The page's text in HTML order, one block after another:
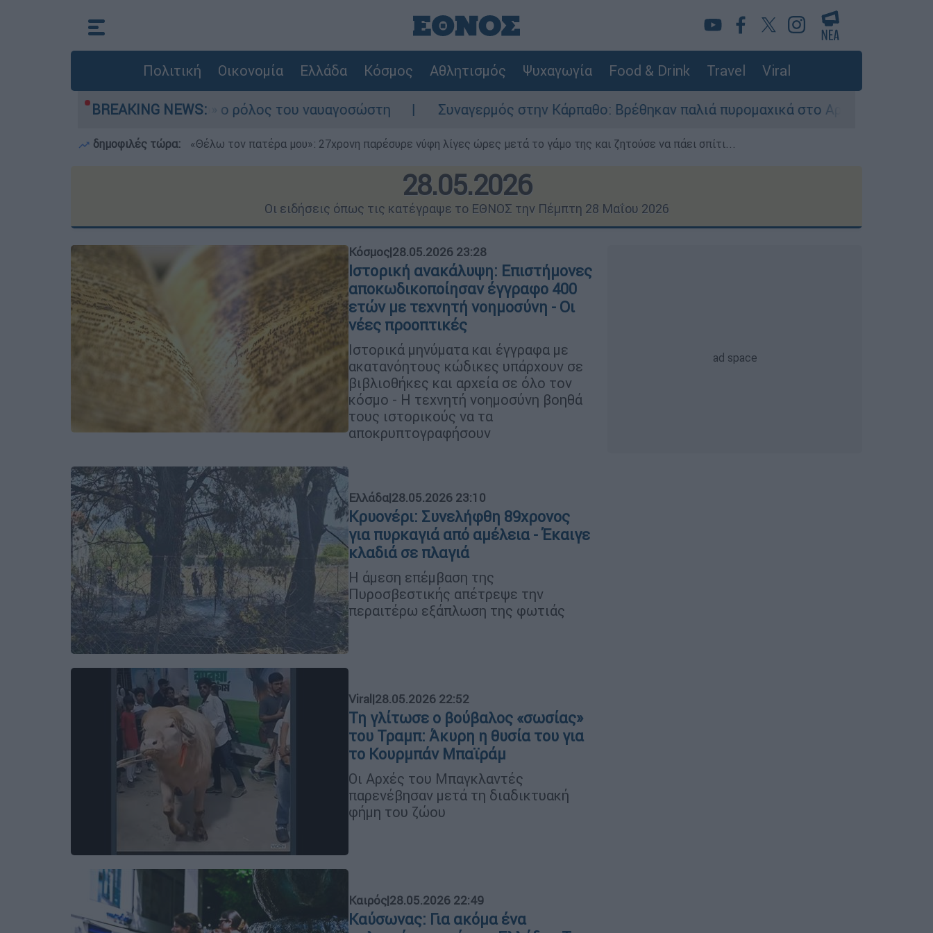
Πολιτική Οικονομία Ελλάδα Κόσμος Αθλητισμός Ψυχαγωγία Food & Drink Travel Viral
BREAKING NEWS:
«μικροσκόπιο» ο ρόλος του ναυαγοσώστη Συναγερμός στην Κάρπαθο: Βρέθηκαν παλιά πυρομαχικά στο Αρδάνι - Απαγορεύτηκε η
δημοφιλές τώρα: «Θέλω τον πατέρα μου»: 27χρονη παρέσυρε νύφη λίγες ώρες μετά το γάμο της και ζητούσε να πάει σπίτι...
28.05.2026
Οι ειδήσεις όπως τις κατέγραψε το ΕΘΝΟΣ την Πέμπτη 28 Μαΐου 2026
Κόσμος|28.05.2026 23:28
Ιστορική ανακάλυψη: Επιστήμονες
αποκωδικοποίησαν έγγραφο 400
ετών με τεχνητή νοημοσύνη - Οι
νέες προοπτικές
Ιστορικά μηνύματα και έγγραφα με
ακατανόητους κώδικες υπάρχουν σε
βιβλιοθήκες και αρχεία σε όλο τον
κόσμο - Η τεχνητή νοημοσύνη βοηθά
τους ιστορικούς να τα
αποκρυπτογραφήσουν
Ελλάδα|28.05.2026 23:10
Κρυονέρι: Συνελήφθη 89χρονος
για πυρκαγιά από αμέλεια - Έκαιγε
κλαδιά σε πλαγιά
Η άμεση επέμβαση της
Πυροσβεστικής απέτρεψε την
περαιτέρω εξάπλωση της φωτιάς
Viral|28.05.2026 22:52
Τη γλίτωσε ο βούβαλος «σωσίας»
του Τραμπ: Άκυρη η θυσία του για
το Κουρμπάν Μπαϊράμ
Οι Αρχές του Μπαγκλαντές
παρενέβησαν μετά τη διαδικτυακή
φήμη του ζώου
Καιρός|28.05.2026 22:49
Καύσωνας: Για ακόμα ένα